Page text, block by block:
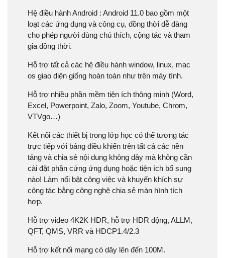
Hệ điều hành Android : Android 11.0 bao gồm một
loạt các ứng dụng và công cụ, đồng thời dễ dàng
cho phép người dùng chú thích, cộng tác và tham
gia đồng thời.
Hỗ trợ tất cả các hệ điều hành window, linux, mac
os giao diện giống hoàn toàn như trên máy tính.
Hỗ trợ nhiều phần mềm tiện ích thông minh (Word,
Excel, Powerpoint, Zalo, Zoom, Youtube, Chrom,
VTVgo…)
Kết nối các thiết bị trong lớp học có thể tương tác
trực tiếp với bảng điều khiển trên tất cả các nền
tảng và chia sẻ nội dung không dây mà không cần
cài đặt phần cứng ứng dụng hoặc tiện ích bổ sung
nào! Làm nổi bật công việc và khuyến khích sự
cộng tác bằng công nghệ chia sẻ màn hình tích
hợp.
Hỗ trợ video 4K2K HDR, hỗ trợ HDR động, ALLM,
QFT, QMS, VRR và HDCP1.4/2.3
Hỗ trợ kết nối mạng có dây lên đến 100M.